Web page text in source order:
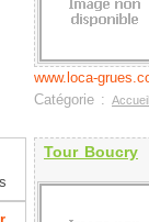
www.loca-
Catégorie : Accueil
Tour Boucry